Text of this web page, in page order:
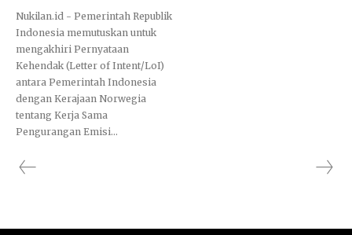
Nukilan.id - Pemerintah Republik
Indonesia memutuskan untuk
mengakhiri Pernyataan
Kehendak (Letter of Intent/LoI)
antara Pemerintah Indonesia
dengan Kerajaan Norwegia
tentang Kerja Sama
Pengurangan Emisi...